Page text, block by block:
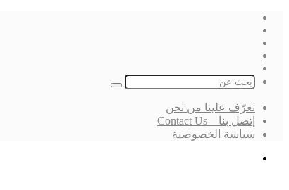
بحث
تعرّف علينا من نحن
إتصل بنا – Contact Us
سياسة الخصوصية